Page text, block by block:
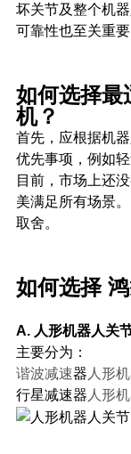
坏关节及整个机
可靠性也至关重要
如何选择最
机？
首先，应根据机
优先事项，例如
目前，市场上还
美满足所有场景
取舍。
如何选择
A. 人形机器人关
主要分为：
谐波减速器 人形
行星减速器 人形